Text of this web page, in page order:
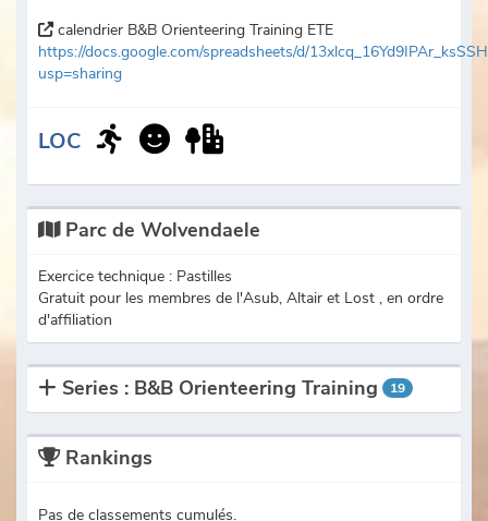
calendrier B&B Orienteering Training ETE
https://docs.google.com/spreadsheets/d/
usp=sharing
LOC
Parc de Wolvendaele
Exercice technique : Pastilles
Gratuit pour les membres de l'Asub, Altair et Lost , en ordre
d'affiliation
Series : B&B Orienteering Training 19
Rankings
Pas de classements cumulés.